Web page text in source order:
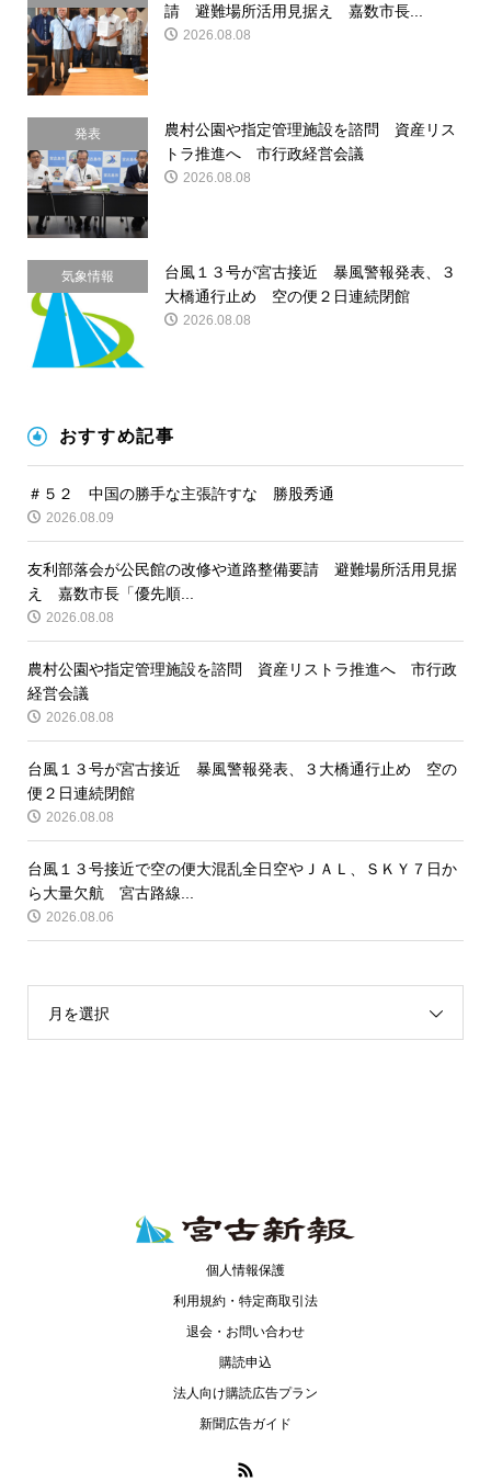
請
請 避難場所活用見据え 嘉数市長...
2026.08.08
発表
農村公園や指定管理施設を諮問 資産リス
トラ推進へ 市行政経営会議
2026.08.08
気象情報
台風１３号が宮古接近 暴風警報発表、３
大橋通行止め 空の便２日連続閉館
2026.08.08
おすすめ記事
＃５２ 中国の勝手な主張許すな 勝股秀通
2026.08.09
友利部落会が公民館の改修や道路整備要請 避難場所活用見据
え 嘉数市長「優先順...
2026.08.08
農村公園や指定管理施設を諮問 資産リストラ推進へ 市行政
経営会議
2026.08.08
台風１３号が宮古接近 暴風警報発表、３大橋通行止め 空の
便２日連続閉館
2026.08.08
台風１３号接近で空の便大混乱全日空やＪＡＬ、ＳＫＹ７日か
ら大量欠航 宮古路線...
2026.08.06
月を選択
個人情報保護
利用規約・特定商取引法
退会・お問い合わせ
購読申込
法人向け購読広告プラン
新聞広告ガイド